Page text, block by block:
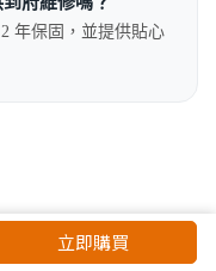
加入購物車
立即購買
年保固，並提供貼心